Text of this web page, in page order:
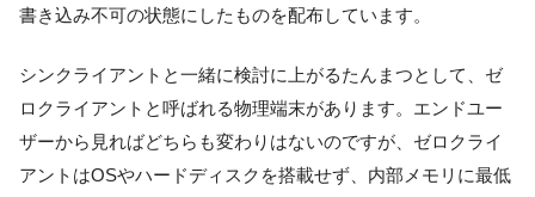
書き込み不可の状態にしたものを配布しています。
シンクライアントと一緒に検討に上がるたんまつとして、ゼ
ロクライアントと呼ばれる物理端末があります。エンドユー
ザーから見ればどちらも変わりはないのですが、ゼロクライ
アントはOSやハードディスクを搭載せず、内部メモリに最低